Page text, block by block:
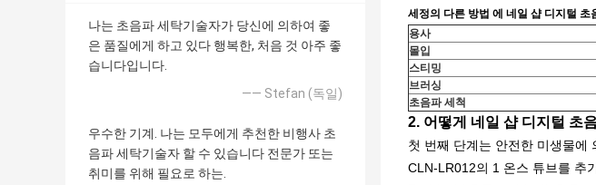
나는 초음파 세탁기술자가 당신에 의하여 좋
은 품질에게 하고 있다 행복한, 처음 것 아주 좋
습니다입니다.
—— Stefan (독일)
우수한 기계. 나는 모두에게 추천한 비행사 초
음파 세탁기술자 할 수 있습니다 전문가 또는
취미를 위해 필요로 하는.
세정의 다른 방법 에 네일 샵 디지털 초
용사
몰입
스티밍
브러싱
초음파 세척
2. 어떻게 네일 샵 디지털 초
첫 번째 단계는 안전한 미생물에
CLN-LR012의 1 온스 튜브를 추